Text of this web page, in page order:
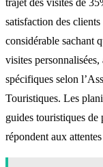
satisfaction des
considérable sachant
visites
spécifiques selon
Touristiques. Les
guides touristiques de
répondent aux